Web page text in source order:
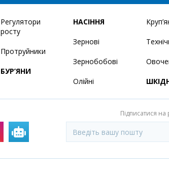
Регулятори
росту
Протруйники
БУР’ЯНИ
НАСІННЯ
Зернові
Зернобобові
Олійні
Підписатися на